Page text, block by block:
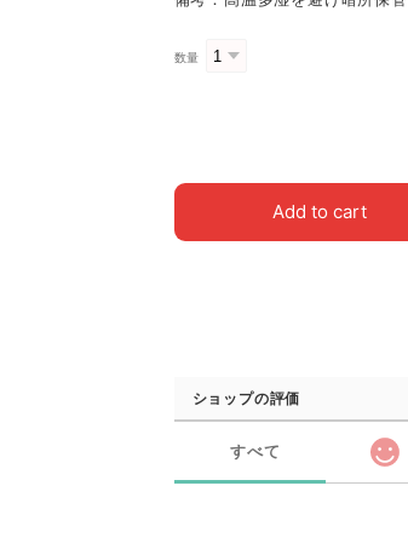
数量
Add to cart
ショップの評価
すべて